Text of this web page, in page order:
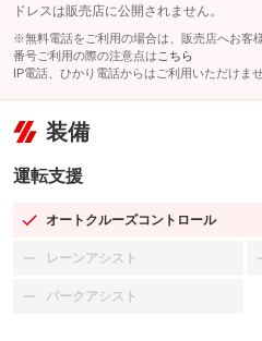
ドレスは販売店に公開されません。
※無料電話をご利用の場合は、販売店へお客
番号ご利用の際の注意点は こちら
IP電話、ひかり電話からはご利用いただけませ
装備
運転支援
オートクルーズコントロール
：装備あり
レーンアシスト
：装備なし
パークアシスト
：装備なし